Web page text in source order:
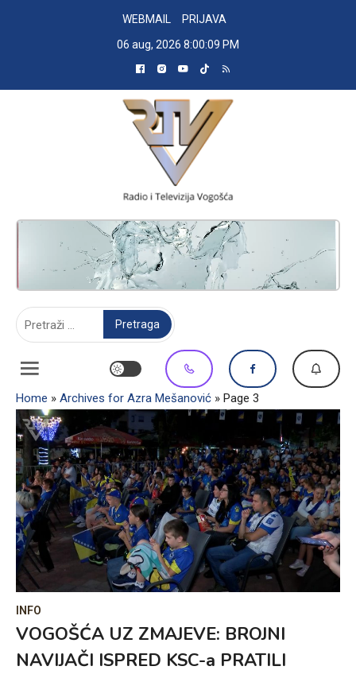
WEBMAIL
PRIJAVA
06 aug, 2026 8:00:10 PM
RADIO TELEVIZIJA VOGOŠĆA
Home » Archives for Azra Mešanović » Page 3
INFO
VOGOŠĆA UZ ZMAJEVE: BROJNI
NAVIJAČI ISPRED KSC-a PRATILI